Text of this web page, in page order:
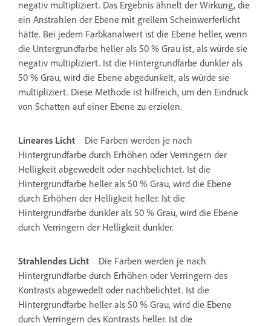
negativ multipliziert. Das Ergebnis ähnelt der Wirkung, die
ein Anstrahlen der Ebene mit grellem Scheinwerferlicht
hätte. Bei jedem Farbkanalwert ist die Ebene heller, wenn
die Untergrundfarbe heller als 50 % Grau ist, als würde sie
negativ multipliziert. Ist die Hintergrundfarbe dunkler als
50 % Grau, wird die Ebene abgedunkelt, als würde sie
multipliziert. Diese Methode ist hilfreich, um den Eindruck
von Schatten auf einer Ebene zu erzielen.
Lineares Licht
Die Farben werden je nach
Hintergrundfarbe durch Erhöhen oder Verringern der
Helligkeit abgewedelt oder nachbelichtet. Ist die
Hintergrundfarbe heller als 50 % Grau, wird die Ebene
durch Erhöhen der Helligkeit heller. Ist die
Hintergrundfarbe dunkler als 50 % Grau, wird die Ebene
durch Verringern der Helligkeit dunkler.
Strahlendes Licht
Die Farben werden je nach
Hintergrundfarbe durch Erhöhen oder Verringern des
Kontrasts abgewedelt oder nachbelichtet. Ist die
Hintergrundfarbe heller als 50 % Grau, wird die Ebene
durch Verringern des Kontrasts heller. Ist die